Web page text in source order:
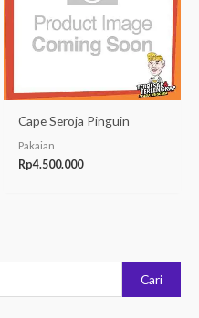
Cari
Cape Seroja Pinguin
Pakaian
Rp4.500.000